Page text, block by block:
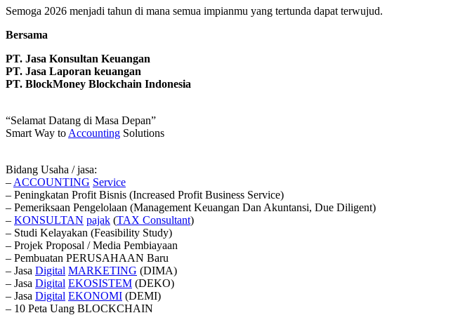
Semoga 2026 menjadi tahun di mana semua impianmu yang tertunda dapat terwujud.
Bersama
PT. Jasa Konsultan Keuangan
PT. Jasa Laporan keuangan
PT. BlockMoney Blockchain Indonesia
“Selamat Datang di Masa Depan”
Smart Way to Accounting Solutions
Bidang Usaha / jasa:
– ACCOUNTING Service
– Peningkatan Profit Bisnis (Increased Profit Business Service)
– Pemeriksaan Pengelolaan (Management Keuangan Dan Akuntansi, Due Diligent)
– KONSULTAN pajak (TAX Consultant)
– Studi Kelayakan (Feasibility Study)
– Projek Proposal / Media Pembiayaan
– Pembuatan PERUSAHAAN Baru
– Jasa Digital MARKETING (DIMA)
– Jasa Digital EKOSISTEM (DEKO)
– Jasa Digital EKONOMI (DEMI)
– 10 Peta Uang BLOCKCHAIN